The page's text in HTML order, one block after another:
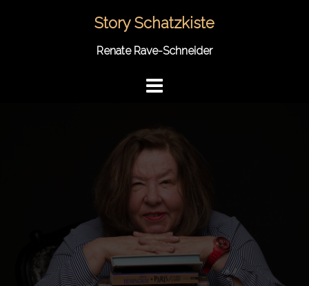
Story Schatzkiste
Renate Rave-Schneider